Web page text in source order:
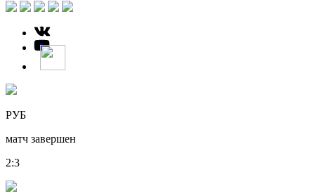
РУБ
матч завершен
2:3